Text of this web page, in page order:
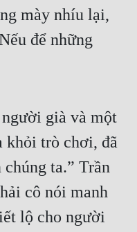
mày nhíu lại,
để những
già và một
khỏi trò chơi, đã
ta.” Trần
cô nói manh
lộ cho người